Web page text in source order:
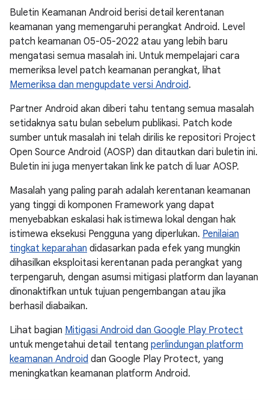
Buletin Keamanan Android berisi detail kerentanan
keamanan yang memengaruhi perangkat Android. Level
patch keamanan 05-05-2022 atau yang lebih baru
mengatasi semua masalah ini. Untuk mempelajari cara
memeriksa level patch keamanan perangkat, lihat
Memeriksa dan mengupdate versi Android.
Partner Android akan diberi tahu tentang semua masalah
setidaknya satu bulan sebelum publikasi. Patch kode
sumber untuk masalah ini telah dirilis ke repositori Project
Open Source Android (AOSP) dan ditautkan dari buletin ini.
Buletin ini juga menyertakan link ke patch di luar AOSP.
Masalah yang paling parah adalah kerentanan keamanan
yang tinggi di komponen Framework yang dapat
menyebabkan eskalasi hak istimewa lokal dengan hak
istimewa eksekusi Pengguna yang diperlukan. Penilaian
tingkat keparahan didasarkan pada efek yang mungkin
dihasilkan eksploitasi kerentanan pada perangkat yang
terpengaruh, dengan asumsi mitigasi platform dan layanan
dinonaktifkan untuk tujuan pengembangan atau jika
berhasil diabaikan.
Lihat bagian Mitigasi Android dan Google Play Protect
untuk mengetahui detail tentang perlindungan platform
keamanan Android dan Google Play Protect, yang
meningkatkan keamanan platform Android.